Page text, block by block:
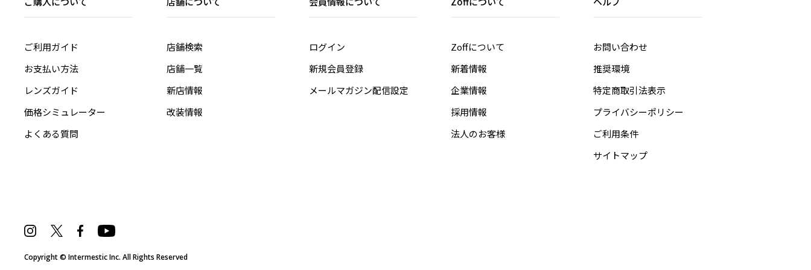
ご利用ガイド
お支払い方法
レンズガイド
価格シミュレーター
よくある質問
店舗検索
店舗一覧
新店情報
改装情報
ログイン
新規会員登録
メールマガジン配信設定
Zoffについて
新着情報
企業情報
採用情報
法人のお客様
お問い合わせ
推奨環境
特定商取引法表示
プライバシーポリシー
ご利用条件
サイトマップ
Copyright © Intermestic Inc. All Rights Reserved